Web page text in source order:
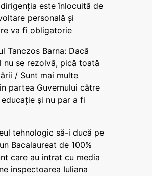
este înlocuită de
personală și
va fi obligatorie
Tanczos Barna: Dacă
nu se rezolvă, pică toată
/ Sunt mai multe
partea Guvernului către
și nu par a fi
tehnologic să-i ducă pe
Bacalaureat de 100%
care au intrat cu media
inspectoarea Iuliana